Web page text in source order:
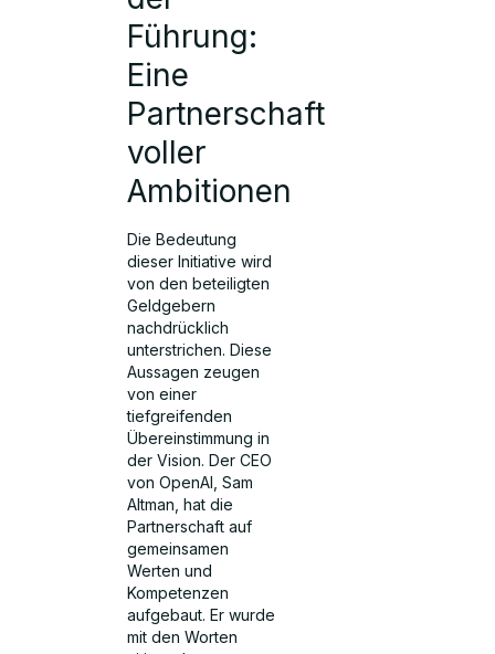
Führung:
Eine
Partnerschaft
voller
Ambitionen
Die Bedeutung
dieser Initiative wird
von den beteiligten
Geldgebern
nachdrücklich
unterstrichen. Diese
Aussagen zeugen
von einer
tiefgreifenden
Übereinstimmung in
der Vision. Der CEO
von OpenAI, Sam
Altman, hat die
Partnerschaft auf
gemeinsamen
Werten und
Kompetenzen
aufgebaut. Er wurde
mit den Worten